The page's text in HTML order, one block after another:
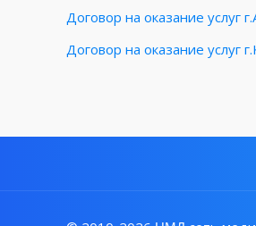
Договор на оказание услуг
Договор на оказание услуг